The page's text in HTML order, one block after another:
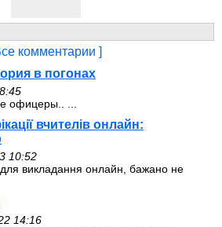
комментарии ]
в погонах
офицеры.. ...
вчителів онлайн:
10:52
викладання онлайн, бажано не
14:16